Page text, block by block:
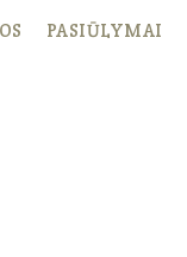
PASIŪLYMAI